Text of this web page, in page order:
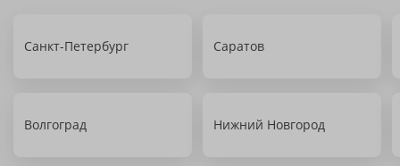
Санкт-Петербург Саратов
Волгоград Нижний Новгород